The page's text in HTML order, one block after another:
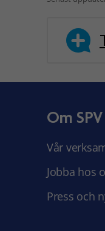
Om SPV
Vår
Jobba hos
Press och